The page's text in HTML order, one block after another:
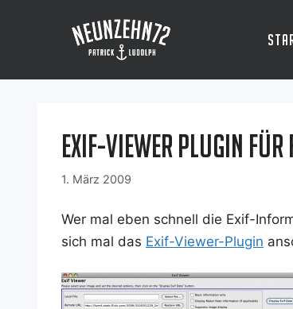
Exif-Viewer Plugin für
1. März 2009
Wer mal eben schnell die Exif-
sich mal das Exif-View­er-Plug­in